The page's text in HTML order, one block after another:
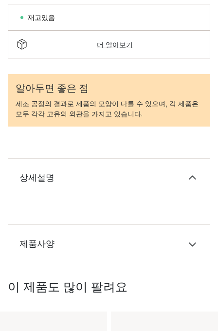
재고있음
더 알아보기
알아두면 좋은 점
제조 공정의 결과로 제품의 모양이 다를 수 있으며, 각 제품은
모두 각각 고유의 외관을 가지고 있습니다.
상세설명
제품사양
이 제품도 많이 팔려요